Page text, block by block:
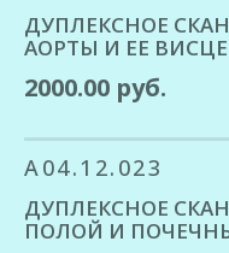
ДУПЛЕКСНОЕ
АОРТЫ И ЕЕ
2000.00 руб.
A04.12.023
ДУПЛЕКСНОЕ
ПОЛОЙ И